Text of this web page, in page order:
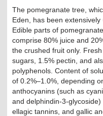
The pomegranate tree,
Eden, has been
Edible parts of
comprise 80% juice and
the crushed fruit only.
sugars, 1.5% pectin, and
polyphenols. Content of
of 0.2%–1.0%, depending
anthocyanins (such as
and delphindin-3-
ellagic tannins, and gallic